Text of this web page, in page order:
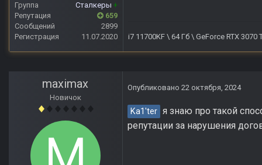
Группа
Сталкеры +
Репутация
659
Сообщений
2899
Регистрация
11.07.2020 i7 11700KF \ 64 Гб \ GeForce RTX
maximax
Новичок
Опубликовано 22 октября, 2024
Ka1'ter я знаю про такой
репутации за нарушения